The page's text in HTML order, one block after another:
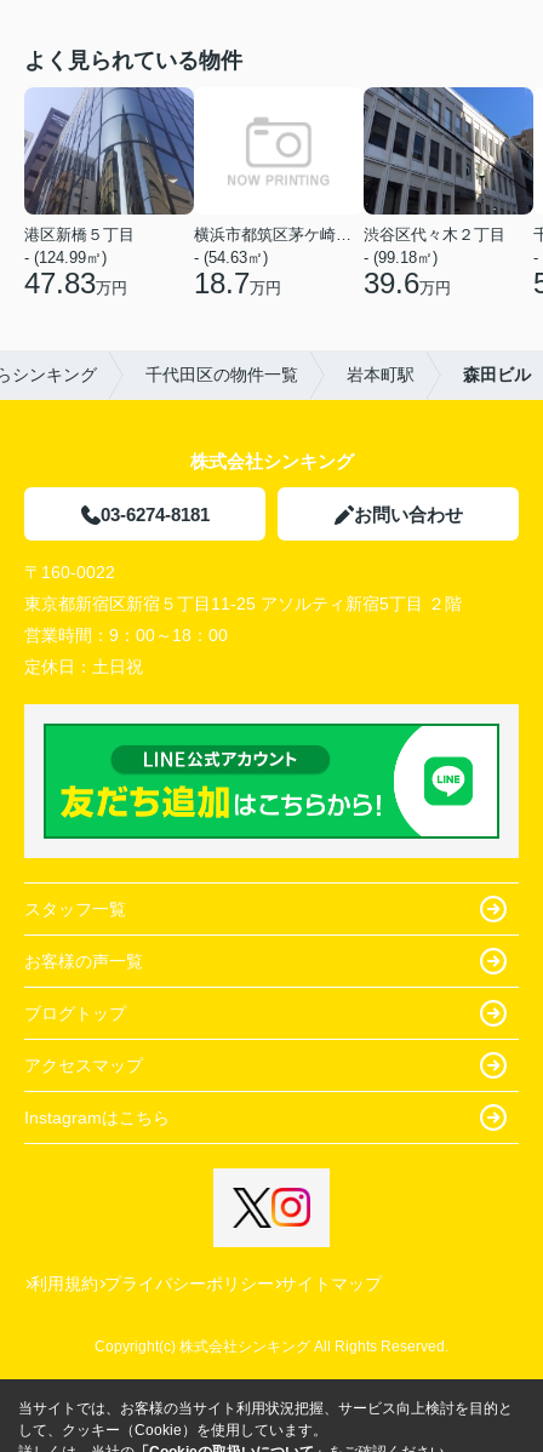
よく見られている物件
港区新橋５丁目
- (124.99㎡)
47.83万円
- (54.63㎡)
18.7万円
渋谷区代々木２丁目
- (99.18㎡)
39.6万円
-
シンキング 千代田区の物件一覧 岩本町駅 森田ビル
株式会社シンキング
03-6274-8181 お問い合わせ
〒160-0022
東京都新宿区新宿５丁目11-25 アソルティ新宿5丁目 ２階
営業時間： 9：00～18：00
定休日： 土日祝
スタッフ一覧
お客様の声一覧
ブログトップ
アクセスマップ
Instagramはこちら
利用規約 プライバシーポリシー サイトマップ
Copyright(c) 株式会社シンキング All Rights Reserved.
当サイトでは、お客様の当サイト利用状況把握、サービス向上検討を目的と
して、クッキー（Cookie）を使用しています。